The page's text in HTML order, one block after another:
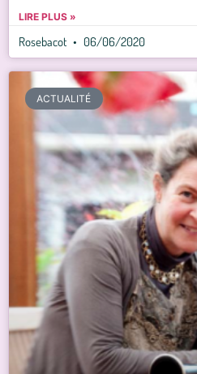
LIRE PLUS »
Rosebacot 06/06/2020
ACTUALITÉ